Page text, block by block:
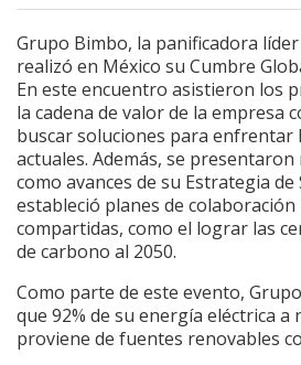
Grupo Bimbo, la panificadora
realizó en México su Cumbre
En este encuentro asistieron los
la cadena de valor de la empresa
buscar soluciones para enfrentar
actuales. Además, se
como avances de su Estrategia
estableció planes de
compartidas, como el lograr las
de carbono al 2050.
Como parte de este evento,
que 92% de su energía eléctrica a
proviene de fuentes renovables